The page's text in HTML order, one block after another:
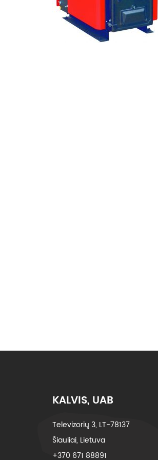
KALVIS, UAB
Televizorių 3, LT-78137
Šiauliai, Lietuva
+370 671 88891